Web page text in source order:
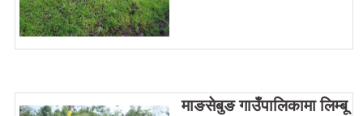
माङसेबुङ गाउँपालिकामा लिम्बू